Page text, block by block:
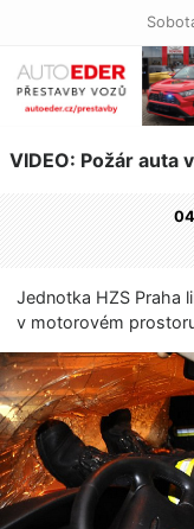
VIDEO: Požár auta
Jednotka HZS Praha
v motorovém